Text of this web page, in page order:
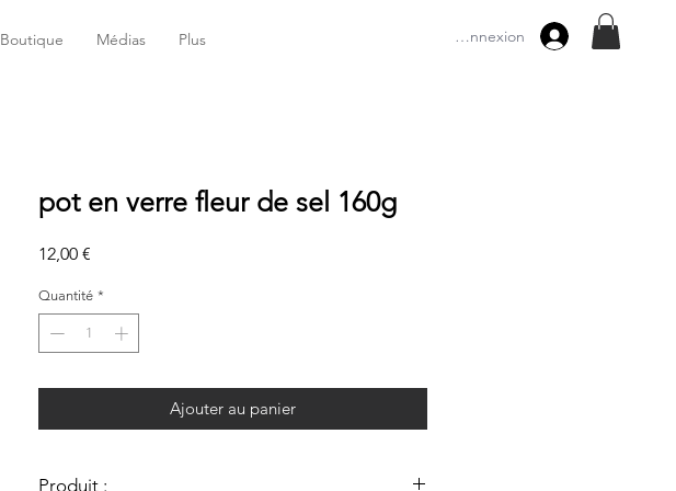
Boutique Médias Plus Connexion
pot en verre fleur de sel 160g
12,00 €
Quantité *
Ajouter au panier
Produit :